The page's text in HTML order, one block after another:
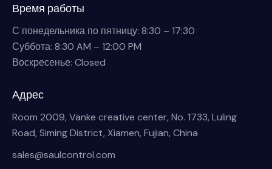
Время работы
С понедельника по пятницу: 8:30 – 17:30
Суббота: 8:30 AM – 12:00 PM
Воскресенье: Closed
Адрес
Room 2009, Vanke creative center, No. 1733, Luling
Road, Siming District, Xiamen, Fujian, China
sales@saulcontrol.com